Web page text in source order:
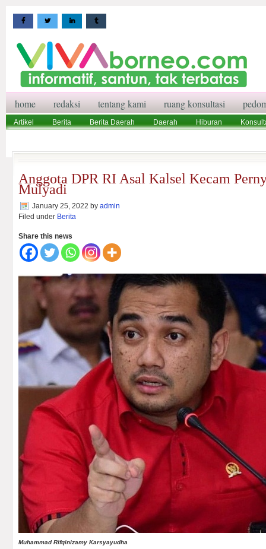
home redaksi tentang kami ruang konsultasi
Artikel Berita Berita Daerah Daerah Hiburan
Anggota DPR RI Asal Kalsel Kecam
Mulyadi
January 25, 2022 by admin
Filed under Berita
Share this news
Muhammad Rifqinizamy Karsyayudha